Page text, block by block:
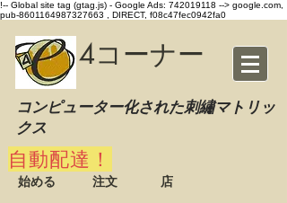
!-- Global site tag (gtag.js) - Google Ads: 742019118 --> google.com,
pub-8601164987327663 , DIRECT, f08c47fec0942fa0
4コーナー
コンピューター化された刺繡マトリッ
クス
自動配達！
始める 注文 店